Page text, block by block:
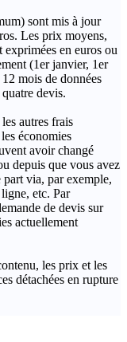
sont mis à jour
Les prix moyens,
en euros ou
(1er janvier, 1er
mois de données
devis.
autres frais
économies
avoir changé
depuis que vous avez
via, par exemple,
etc. Par
de devis sur
actuellement
les prix et les
détachées en rupture